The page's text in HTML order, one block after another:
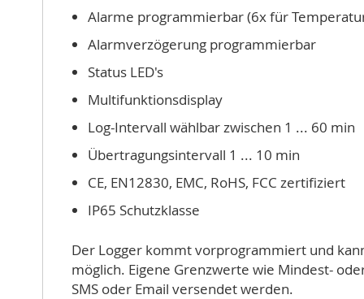
Alarme programmierbar (6x für
Alarmverzögerung programmierbar
Status LED's
Multifunktionsdisplay
Log-Intervall wählbar zwischen 1 ... 60 min
Übertragungsintervall 1 ... 10 min
CE, EN12830, EMC, RoHS, FCC zertifiziert
IP65 Schutzklasse
Der Logger kommt vorprogrammiert und
möglich. Eigene Grenzwerte wie Mindest-
SMS oder Email versendet werden.